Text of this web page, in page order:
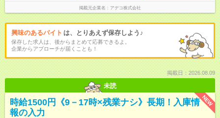
掲載元企業名 アデコ株式会社
興味のあるバイト は、とりあえず保存しよう♪
保存した求人は、後からまとめて応募できるよ。
企業からアプローチが届くことも！
掲載日：2026.08.09
未読
NEW
時給1500円《9－17時×残業ナシ》長期！入庫情
報の入力